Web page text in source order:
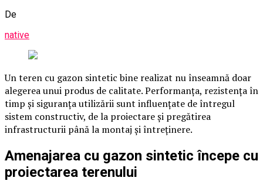
De
native
Un teren cu gazon sintetic bine realizat nu înseamnă doar
alegerea unui produs de calitate. Performanța, rezistența în
timp și siguranța utilizării sunt influențate de întregul
sistem constructiv, de la proiectare și pregătirea
infrastructurii până la montaj și întreținere.
Amenajarea cu gazon sintetic începe cu
proiectarea terenului